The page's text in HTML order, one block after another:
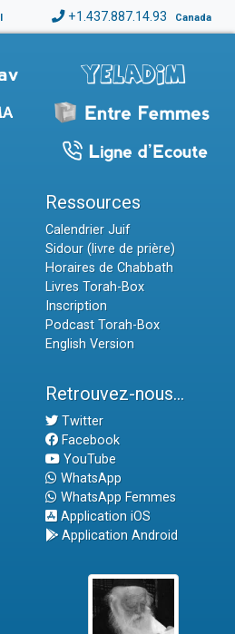
+1.437.887.14.93 Canada
Ressources
Calendrier Juif
Sidour (livre de prière)
Horaires de Chabbath
Livres Torah-Box
Inscription
Podcast Torah-Box
English Version
Retrouvez-nous...
Twitter
Facebook
YouTube
WhatsApp
WhatsApp Femmes
Application iOS
Application Android